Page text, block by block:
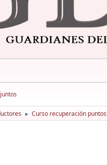
► Curso recuperación puntos